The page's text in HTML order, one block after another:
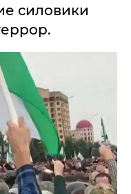
силовики